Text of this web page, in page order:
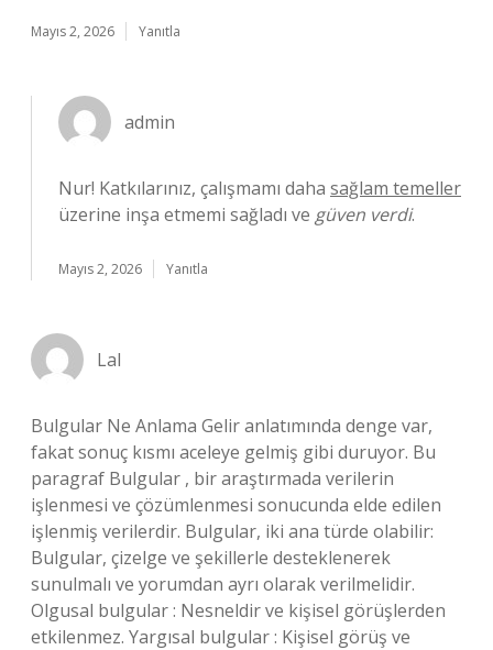
Mayıs 2, 2026 Yanıtla
admin
Nur! Katkılarınız, çalışmamı daha sağlam temeller
üzerine inşa etmemi sağladı ve güven verdi.
Mayıs 2, 2026 Yanıtla
Lal
Bulgular Ne Anlama Gelir anlatımında denge var,
fakat sonuç kısmı aceleye gelmiş gibi duruyor. Bu
paragraf Bulgular , bir araştırmada verilerin
işlenmesi ve çözümlenmesi sonucunda elde edilen
işlenmiş verilerdir. Bulgular, iki ana türde olabilir:
Bulgular, çizelge ve şekillerle desteklenerek
sunulmalı ve yorumdan ayrı olarak verilmelidir.
Olgusal bulgular : Nesneldir ve kişisel görüşlerden
etkilenmez. Yargısal bulgular : Kişisel görüş ve